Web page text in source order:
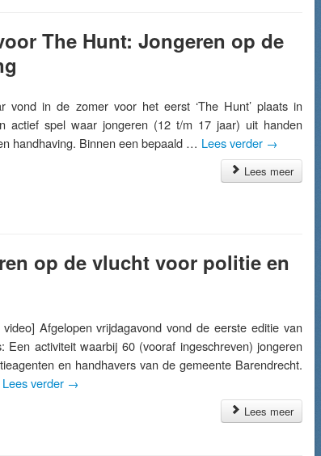
The Hunt: Jongeren op de
vond in de zomer voor het eerst ‘The Hunt’ plaats in
actief spel waar jongeren (12 t/m 17 jaar) uit handen
handhaving. Binnen een bepaald … Lees verder →
Lees meer
op de vlucht voor politie en
Afgelopen vrijdagavond vond de eerste editie van
Een activiteit waarbij 60 (vooraf ingeschreven) jongeren
en handhavers van de gemeente Barendrecht.
Lees verder →
Lees meer